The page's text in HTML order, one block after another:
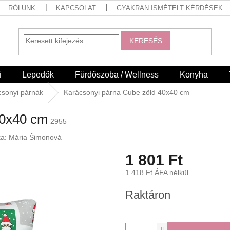
RÓLUNK KAPCSOLAT GYAKRAN ISMÉTELT KÉRDÉSEK
KERESÉS
Lepedők Fürdőszoba / Wellness Konyha
párnák Karácsonyi párna Cube zöld 40x40 cm
cm 2955
Mária Šimonová
1 801 Ft
1 418 Ft ÁFA nélkül
Raktáron